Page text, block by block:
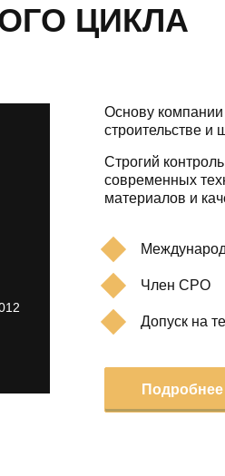
ЦИКЛА
Основу
строительстве и
Строгий
современных
материалов и
Член СРО
Допуск на
Подробнее